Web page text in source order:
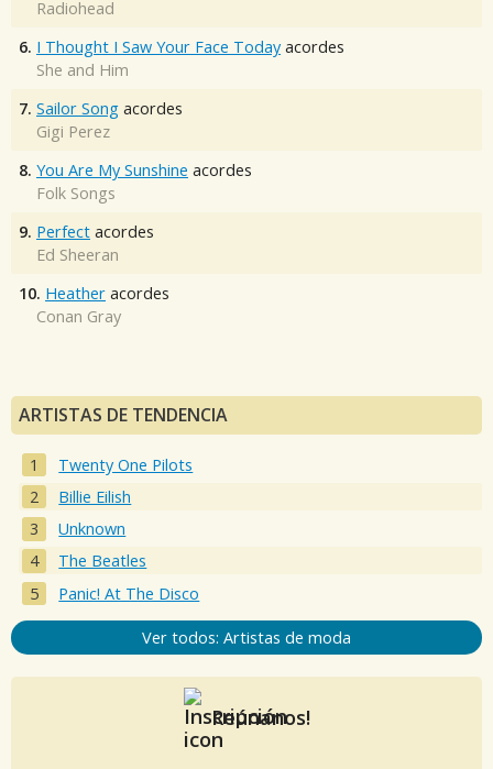
Radiohead
6. I Thought I Saw Your Face Today acordes
She and Him
7. Sailor Song acordes
Gigi Perez
8. You Are My Sunshine acordes
Folk Songs
9. Perfect acordes
Ed Sheeran
10. Heather acordes
Conan Gray
ARTISTAS DE TENDENCIA
Twenty One Pilots
Billie Eilish
Unknown
The Beatles
Panic! At The Disco
Ver todos: Artistas de moda
Reúnanos!